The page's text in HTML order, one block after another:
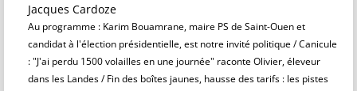
Jacques Cardoze
Au programme : Karim Bouamrane, maire PS de Saint-Ouen et
candidat à l'élection présidentielle, est notre invité politique / Canicule
: "J'ai perdu 1500 volailles en une journée" raconte Olivier, éleveur
dans les Landes / Fin des boîtes jaunes, hausse des tarifs : les pistes